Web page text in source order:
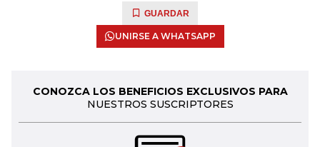
GUARDAR
UNIRSE A WHATSAPP
CONOZCA LOS BENEFICIOS EXCLUSIVOS PARA
NUESTROS SUSCRIPTORES